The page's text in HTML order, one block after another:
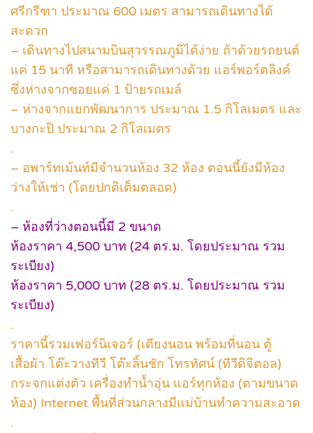
ศรีกรีฑา ประมาณ 600 เมตร สามารถเดินทางได้
สะดวก
– เดินทางไปสนามบินสุวรรณภูมิได้ง่าย ถ้าด้วยรถยนต์
แค่ 15 นาที หรือสามารถเดินทางด้วย แอร์พอร์ตลิงค์
ซึ่งห่างจากซอยแค่ 1 ป้ายรถเมล์
– ห่างจากแยกพัฒนาการ ประมาณ 1.5 กิโลเมตร และ
บางกะปิ ประมาณ 2 กิโลเมตร
.
– อพาร์ทเม้นท์มีจำนวนห้อง 32 ห้อง ตอนนี้ยังมีห้อง
ว่างให้เช่า (โดยปกติเต็มตลอด)
.
– ห้องที่ว่างตอนนี้มี 2 ขนาด
ห้องราคา 4,500 บาท (24 ตร.ม. โดยประมาณ รวม
ระเบียง)
ห้องราคา 5,000 บาท (28 ตร.ม. โดยประมาณ รวม
ระเบียง)
.
ราคานี้รวมเฟอร์นิเจอร์ (เตียงนอน พร้อมที่นอน ตู้
เสื้อผ้า โต๊ะวางทีวี โต๊ะลิ้นชัก โทรทัศน์ (ทีวีดิจิตอล)
กระจกแต่งตัว เครื่องทำน้ำอุ่น แอร์ทุกห้อง (ตามขนาด
ห้อง) Internet พื้นที่ส่วนกลางมีแม่บ้านทำความสะอาด
.